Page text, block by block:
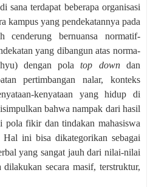
sana terdapat beberapa organisasi
kampus yang pendekatannya pada
cenderung bernuansa normatif-
yang dibangun atas norma-
dengan polatop downdan
pertimbangan nalar, konteks
kenyataan yang hidup di
bahwa nampak dari hasil
pola fikir dan tindakan mahasiswa
ini bisa dikategorikan sebagai
yang sangat jauh dari nilai-nilai
secara masif, terstruktur,